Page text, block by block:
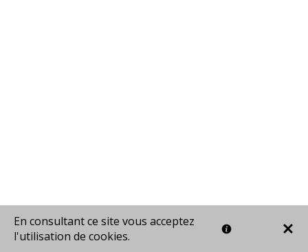
En consultant ce site vous acceptez
l'utilisation de cookies.